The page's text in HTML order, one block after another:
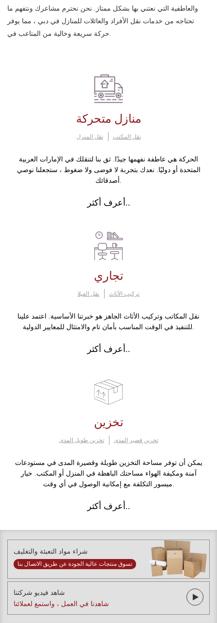
والعاطفية التي نعتني بها بشكل ممتاز. نحن نحترم مشاعرك ونتفهم ما
تحتاجه من خدمات نقل الأفراد والعائلات للمنازل في دبي ، مما يوفر
منازل متحركة
نقل المنزل نقل المكتب
الحركة هي عاطفة نفهمها جيدًا. ثق بنا لتنقلك في الإمارات العربية
المتحدة أو دوليًا. نعدك بتجربة لا فوضى ولا ضغوط ، ستجعلنا نوصي
أعرف أكثر..
تجاري
نقل الفيلا تركيب الأثاث
نقل المكاتب وتركيب الأثاث الجاهز هو خبرتنا الأساسية. اعتمد علينا
أعرف أكثر..
تخزين
تخزين طويل المدى تخزين قصير المدى
يمكن أن توفر مساحة التخزين طويلة وقصيرة المدى في مستودعات
آمنة ومكيفة الهواء مساحتك الباهظة في المنزل أو المكتب. خيار
أعرف أكثر..
شراء مواد التعبئة والتغليف
تسوق منتجات عالية الجودة عن طريق الاتصال بنا
شاهد فيديو شركتنا
شاهدنا في العمل ، واستمع لعملائنا